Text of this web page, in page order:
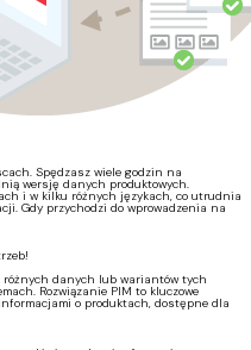
Spędzasz wiele godzin na
wersję danych produktowych.
i w kilku różnych językach, co utrudnia
Gdy przychodzi do wprowadzenia na
różnych danych lub wariantów tych
Rozwiązanie PIM to kluczowe
o produktach, dostępne dla